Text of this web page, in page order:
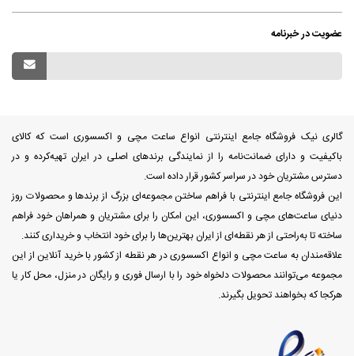
عضویت در خبرنامه
گالری نیک فروشگاه جامع اینترنتی انواع ساعت مچی و اکسسوری است که کالای
باکیفیت و دارای ضمانت‌نامه را از نمایندگی برندهای اصلی در ایران تهیه‌کرده و در
دسترس مشتریان خود در سراسر کشور قرار داده است.
این فروشگاه جامع اینترنتی با فراهم ساختن مجموعه‌ای بزرگ از برندها و محصولات روز
دنیای ساعت‌های مچی و اکسسوری، این امکان را برای مشتریان و همراهان خود فراهم
ساخته تا به‌راحتی از هر نقطه‌ای از ایران بهترین‌ها را برای خود انتخاب و خریداری کنند.
علاقه‌مندان به ساعت مچی و انواع اکسسوری در هر نقطه از کشور با خرید آنلاین از این
مجموعه می‌توانند محصولات دلخواه خود را با ارسال فوری و رایگان در منزل، محل کار یا
هرکجا که بخواهند تحویل بگیرند.